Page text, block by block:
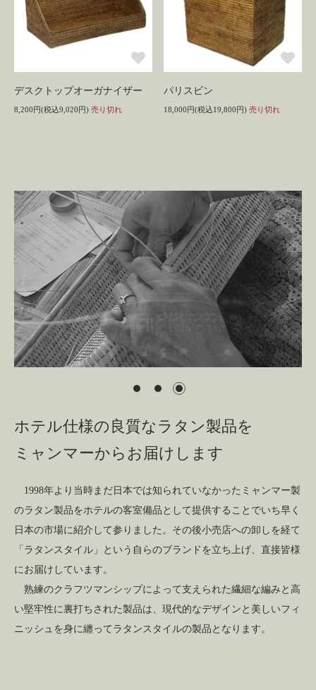
デスクトップオーガナイザー
8,200円(税込9,020円) 売り切れ
パリスビン
18,000円(税込19,800円) 売り切れ
ホテル仕様の良質なラタン製品を
ミャンマーからお届けします
1998年より当時まだ日本では知られていなかったミャンマー製
のラタン製品をホテルの客室備品として提供することでいち早く
日本の市場に紹介して参りました。その後小売店への卸しを経て
「ラタンスタイル」という自らのブランドを立ち上げ、直接皆様
にお届けしています。
熟練のクラフツマンシップによって支えられた繊細な編みと高
い堅牢性に裏打ちされた製品は、現代的なデザインと美しいフィ
ニッシュを身に纏ってラタンスタイルの製品となります。